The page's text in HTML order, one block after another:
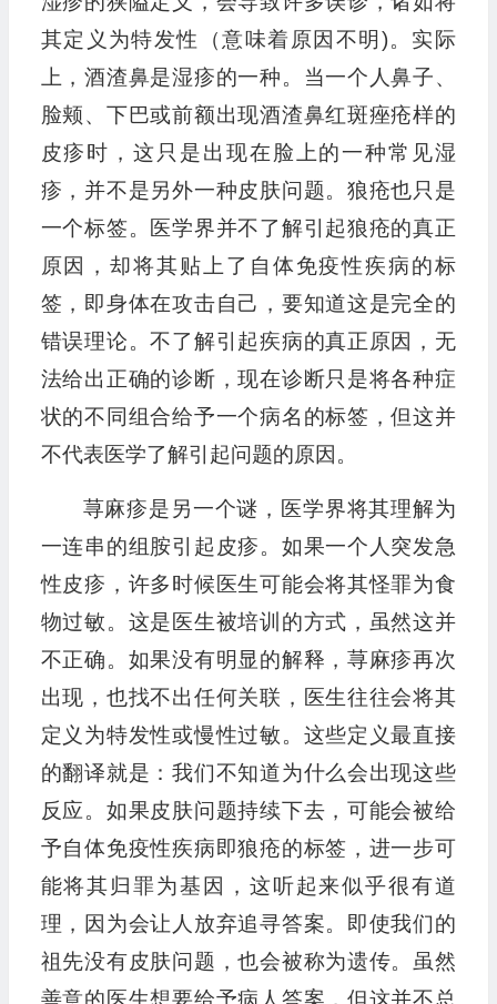
其定义为特发性（意味着原因不明)。实际
上，酒渣鼻是湿疹的一种。当一个人鼻子、
脸颊、下巴或前额出现酒渣鼻红斑痤疮样的
皮疹时，这只是出现在脸上的一种常见湿
疹，并不是另外一种皮肤问题。狼疮也只是
一个标签。医学界并不了解引起狼疮的真正
原因，却将其贴上了自体免疫性疾病的标
签，即身体在攻击自己，要知道这是完全的
错误理论。不了解引起疾病的真正原因，无
法给出正确的诊断，现在诊断只是将各种症
状的不同组合给予一个病名的标签，但这并
不代表医学了解引起问题的原因。
荨麻疹是另一个谜，医学界将其理解为
一连串的组胺引起皮疹。如果一个人突发急
性皮疹，许多时候医生可能会将其怪罪为食
物过敏。这是医生被培训的方式，虽然这并
不正确。如果没有明显的解释，荨麻疹再次
出现，也找不出任何关联，医生往往会将其
定义为特发性或慢性过敏。这些定义最直接
的翻译就是：我们不知道为什么会出现这些
反应。如果皮肤问题持续下去，可能会被给
予自体免疫性疾病即狼疮的标签，进一步可
能将其归罪为基因，这听起来似乎很有道
理，因为会让人放弃追寻答案。即使我们的
祖先没有皮肤问题，也会被称为遗传。虽然
善意的医生想要给予病人答案，但这并不总